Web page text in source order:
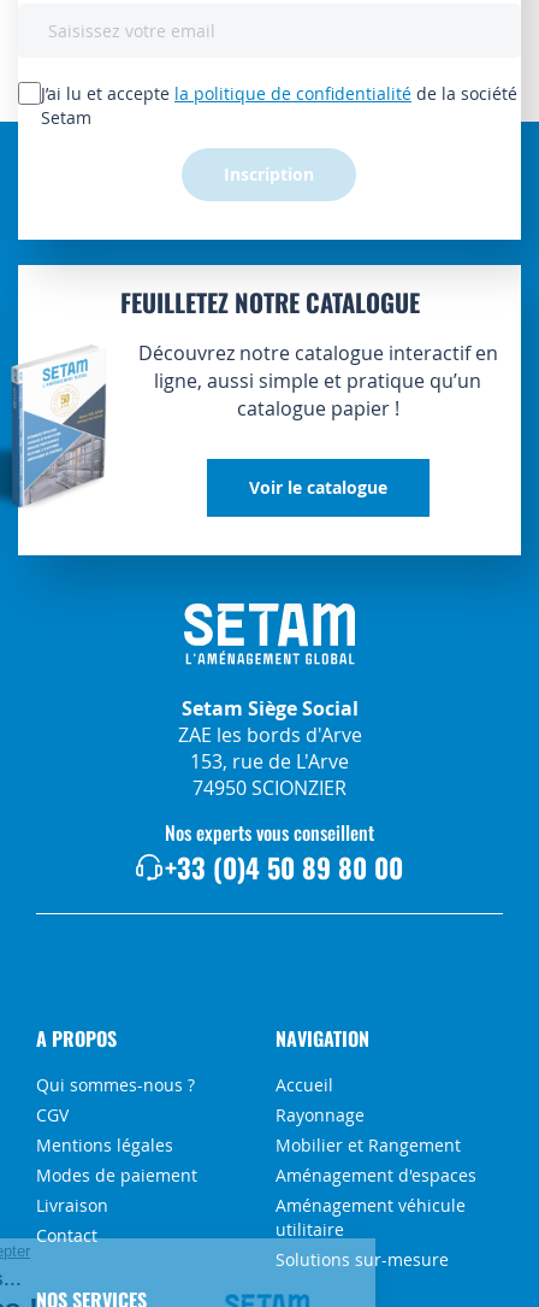
lettre
d’information
J’ai lu et accepte la politique de confidentialité de la société
Setam
Inscription
FEUILLETEZ NOTRE CATALOGUE
Découvrez notre catalogue interactif en
ligne, aussi simple et pratique qu’un
catalogue papier !
Voir le catalogue
Setam Siège Social
ZAE les bords d'Arve
153, rue de L'Arve
74950 SCIONZIER
Nos experts vous conseillent
+33 (0)4 50 89 80 00
A PROPOS
Qui sommes-nous ?
CGV
Mentions légales
Modes de paiement
Livraison
Contact
NAVIGATION
Accueil
Rayonnage
Mobilier et Rangement
Aménagement d'espaces
Aménagement véhicule
utilitaire
Solutions sur-mesure
NOS SERVICES